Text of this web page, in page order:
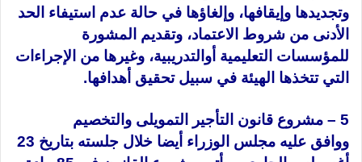
وتجديدها وإيقافها، وإلغاؤها في حالة عدم استيفاء الحد
الأدنى من شروط الاعتماد، وتقديم المشورة
للمؤسسات التعليمية أوالتدريبية، وغيرها من الإجراءات
التي تتخذها الهيئة في سبيل تحقيق أهدافها.
5 – مشروع قانون التأجير التمويلى والتخصيم
ووافق عليه مجلس الوزراء أيضا خلال جلسته بتاريخ 23